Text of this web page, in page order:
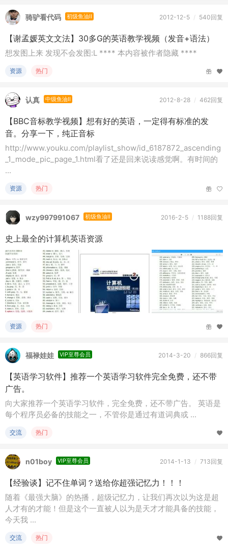
骑驴看代码 初级鱼油II 2012-12-5 / 540回复
【谢孟媛英文文法】30多G的英语教学视频（发音+语法）
想发图上来 发现不会发图:L **** 本内容被作者隐藏 ****
资源 热门
认真 中级鱼油II 2012-8-28 / 462回复
【BBC音标教学视频】想有好的英语，一定得有标准的发
音。分享一下，纯正音标
http://www.youku.com/playlist_show/id_6187872_ascending
_1_mode_pic_page_1.html看了还是回来说读感觉啊。有时间的
...
资源 热门
wzy997991067 初级鱼油II 2016-2-5 / 1188回复
史上最全的计算机英语资源
资源 热门
福禄娃娃 VIP至尊会员 2014-3-20 / 866回复
【英语学习软件】推荐一个英语学习软件完全免费，还不带
广告。
向大家推荐一个英语学习软件，完全免费，还不带广告。 英语是
每个程序员必备的技能之一，不管你是通过有道词典或 ...
交流 热门
n01boy VIP至尊会员 2014-1-13 / 713回复
【经验谈】记不住单词？送给你超强记忆力！！！
随着《最强大脑》的热播，超级记忆力，让我们再次以为这是超
人才有的才能！但是这个一直被人以为是天才才能具备的技能，
今天我 ...
交流 热门